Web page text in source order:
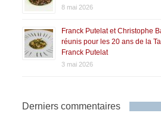
8 mai 2026
Franck Putelat et Christophe
réunis pour les 20 ans de la
Franck Putelat
3 mai 2026
Derniers commentaires